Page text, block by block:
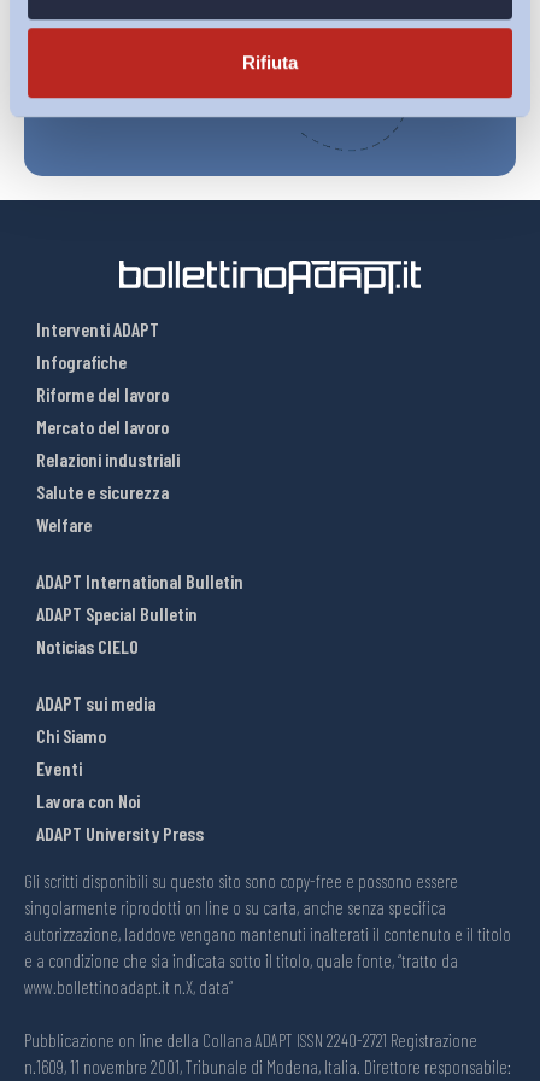
Rifiuta
Interventi ADAPT
Infografiche
Riforme del lavoro
Mercato del lavoro
Relazioni industriali
Salute e sicurezza
Welfare
ADAPT International Bulletin
ADAPT Special Bulletin
Noticias CIELO
ADAPT sui media
Chi Siamo
Eventi
Lavora con Noi
ADAPT University Press
Gli scritti disponibili su questo sito sono copy-free e possono essere
singolarmente riprodotti on line o su carta, anche senza specifica
autorizzazione, laddove vengano mantenuti inalterati il contenuto e il titolo
e a condizione che sia indicata sotto il titolo, quale fonte, “tratto da
www.bollettinoadapt.it n.X, data“
Pubblicazione on line della Collana ADAPT ISSN 2240-2721 Registrazione
n.1609, 11 novembre 2001, Tribunale di Modena, Italia. Direttore responsabile: